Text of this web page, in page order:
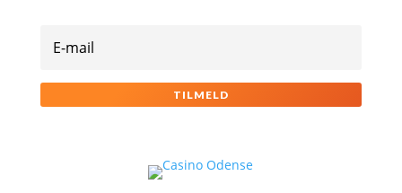
TILMELD